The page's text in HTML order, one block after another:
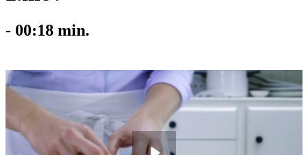
- 00:18 min.